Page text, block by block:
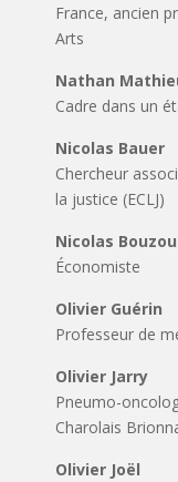
France, ancien
Arts
Nathan
Cadre dans un
Nicolas Bauer
Chercheur
la justice (ECLJ)
Nicolas Bouzou
Économiste
Olivier Guérin
Professeur de
Olivier Jarry
Pneumo-
Charolais
Olivier Joël